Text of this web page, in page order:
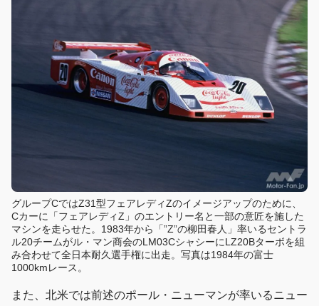
グループCではZ31型フェアレディZのイメージアップのために、
Cカーに「フェアレディZ」のエントリー名と一部の意匠を施した
マシンを走らせた。1983年から「”Z”の柳田春人」率いるセントラ
ル20チームがル・マン商会のLM03CシャシーにLZ20Bターボを組
み合わせて全日本耐久選手権に出走。写真は1984年の富士
1000kmレース。
また、北米では前述のポール・ニューマンが率いるニュー